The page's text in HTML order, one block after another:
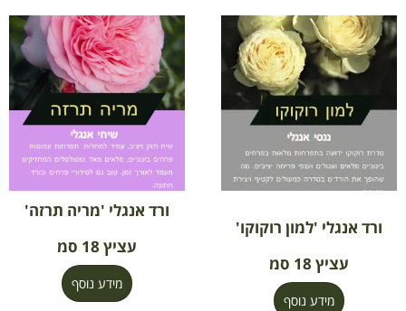
ורד אנגלי 'למון רוקוקו'
עציץ 18 סמ
מידע נוסף
ורד אנגלי 'מריה תרזה'
עציץ 18 סמ
מידע נוסף